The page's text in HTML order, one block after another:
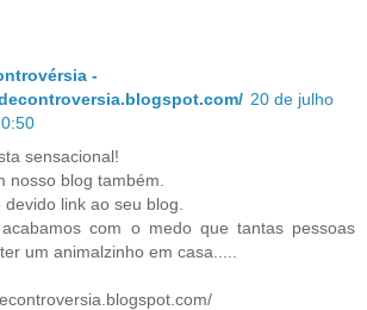
-
20 de julho
sensacional!
nosso blog também.
link ao seu blog.
com o medo que tantas pessoas
um animalzinho em casa.....